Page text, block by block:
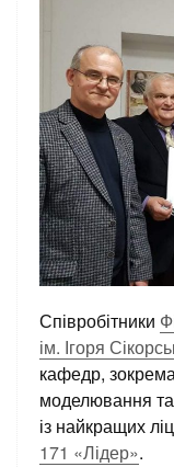
Співробітники
ім. Ігоря
кафедр,
моделювання та
із найкращих
171 «Лідер».